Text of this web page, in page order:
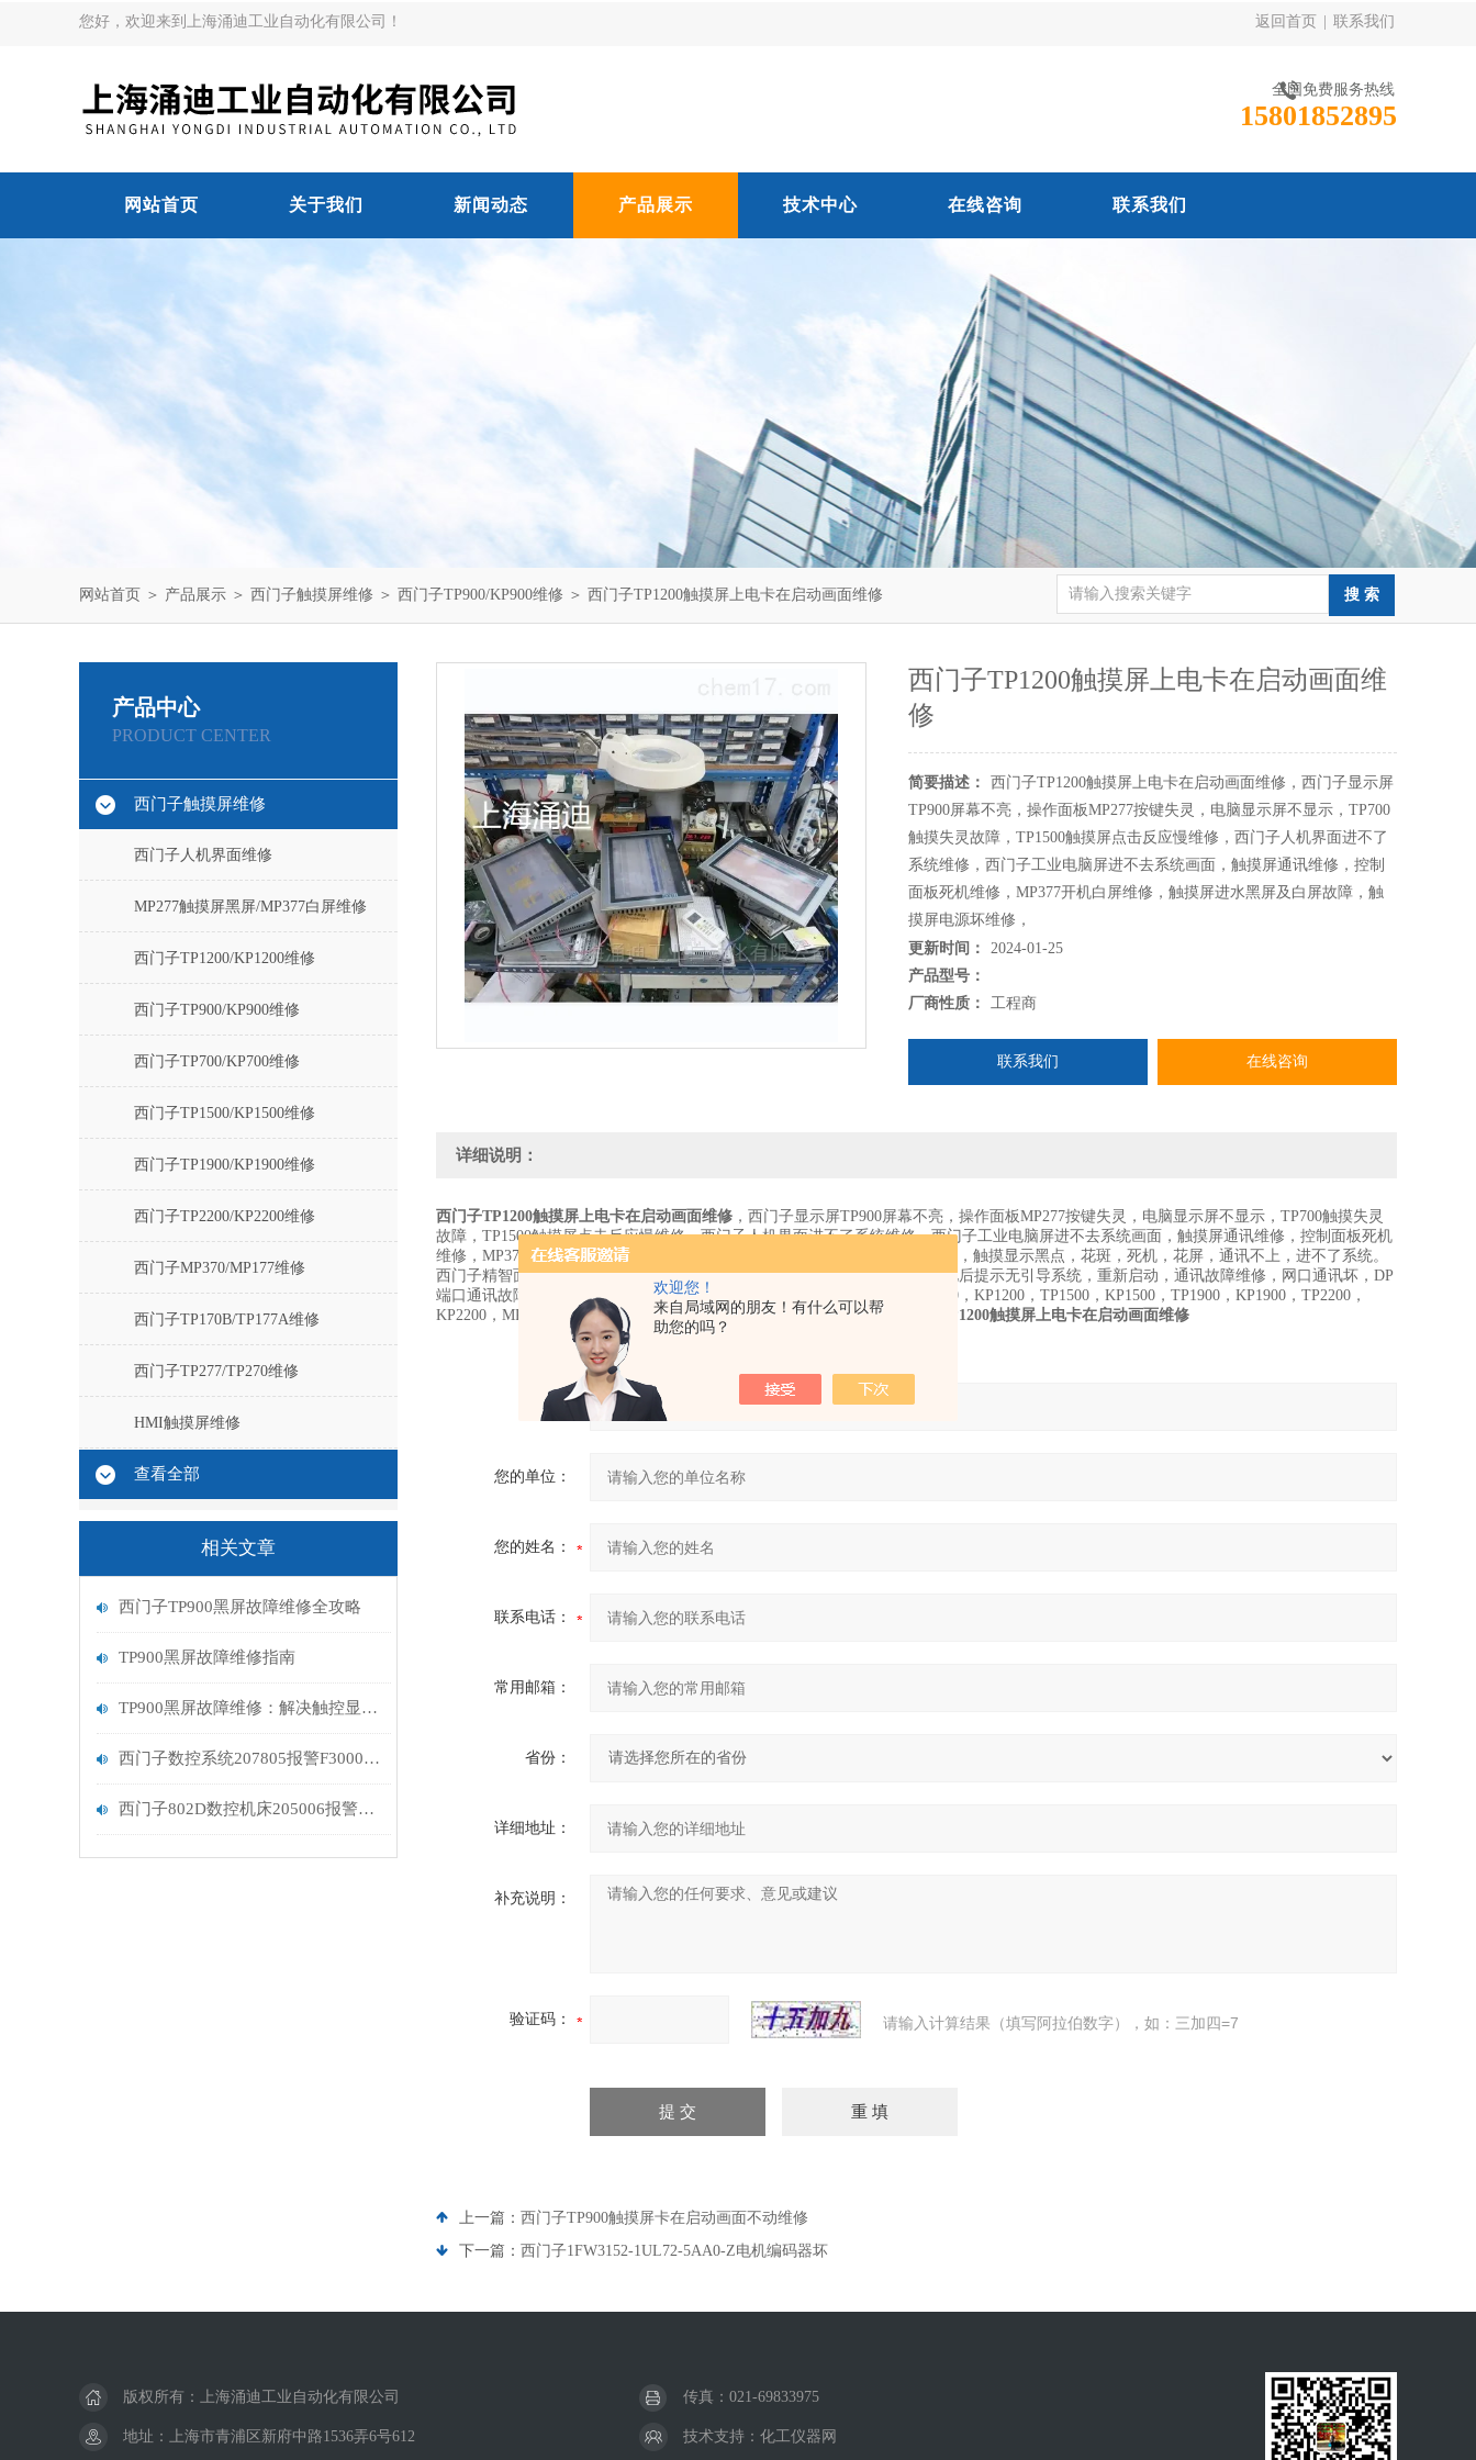
欢迎您！
来自局域网的朋友！有什么可以帮
助您的吗？
您好，欢迎来到上海涌迪工业自动化有限公司！ 返回首页 联系我们
全国免费服务热线
15801852895
网站首页 关于我们 新闻动态 产品展示 技术中心 在线咨询 联系我们
网站首页 ＞ 产品展示 ＞ 西门子触摸屏维修 ＞ 西门子TP900/KP900维修 ＞ 西门子TP1200触摸屏上电卡在启动画面维修
产品中心
PRODUCT CENTER
西门子触摸屏维修
西门子人机界面维修
MP277触摸屏黑屏/MP377白屏维修
西门子TP1200/KP1200维修
西门子TP900/KP900维修
西门子TP700/KP700维修
西门子TP1500/KP1500维修
西门子TP1900/KP1900维修
西门子TP2200/KP2200维修
西门子MP370/MP177维修
西门子TP170B/TP177A维修
西门子TP277/TP270维修
HMI触摸屏维修
查看全部
相关文章
西门子TP900黑屏故障维修全攻略
TP900黑屏故障维修指南
TP900黑屏故障维修：解决触控显示设备的常见问题
西门子数控系统207805报警F30005过载维修处理
西门子802D数控机床205006报警解决
西门子TP1200触摸屏上电卡在启动画面维
修
简要描述：
西门子TP1200触摸屏上电卡在启动画面维修，西门子显示屏
TP900屏幕不亮，操作面板MP277按键失灵，电脑显示屏不显示，TP700
触摸失灵故障，TP1500触摸屏点击反应慢维修，西门子人机界面进不了
系统维修，西门子工业电脑屏进不去系统画面，触摸屏通讯维修，控制
面板死机维修，MP377开机白屏维修，触摸屏进水黑屏及白屏故障，触
摸屏电源坏维修，
更新时间：
2024-01-25
产品型号：
厂商性质：
工程商
联系我们 在线咨询
详细说明：
西门子TP1200触摸屏上电卡在启动画面维修 ，西门子显示屏TP900屏幕不亮，操作面板MP277按键失灵，电脑显示屏不显示，TP700触摸失灵
故障，TP1500触摸屏点击反应慢维修，西门子人机界面进不了系统维修，西门子工业电脑屏进不去系统画面，触摸屏通讯维修，控制面板死机
维修，MP377开机白屏维修，触摸屏进水黑屏及白屏故障，触摸屏电源坏维修，触摸显示黑点，花斑，死机，花屏，通讯不上，进不了系统。
西门子精智面板：无法进入系统，光标对角来回移动后来就进入黑屏了。上电后提示无引导系统，重新启动，通讯故障维修，网口通讯坏，DP
端口通讯故障，MPI通讯连接不上。TP700，KP700，TP900，KP900，TP1200，KP1200，TP1500，KP1500，TP1900，KP1900，TP2200，
KP2200，MP277,MP377,OP270,TP270,MP370,TP277,TP170,TP177，
西门子TP1200触摸屏上电卡在启动画面维修
产品：
您的单位：
您的姓名：
联系电话：
常用邮箱：
省份：
详细地址：
补充说明：
验证码： 请输入计算结果（填写阿拉伯数字），如：三加四=7
上一篇： 西门子TP900触摸屏卡在启动画面不动维修
下一篇： 西门子1FW3152-1UL72-5AA0-Z电机编码器坏
版权所有：上海涌迪工业自动化有限公司 传真：021-69833975
地址：上海市青浦区新府中路1536弄6号612 技术支持： 化工仪器网